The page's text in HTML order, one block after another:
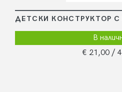
ДЕТСКИ КОНСТРУКТОР С
В
€ 21,00 /